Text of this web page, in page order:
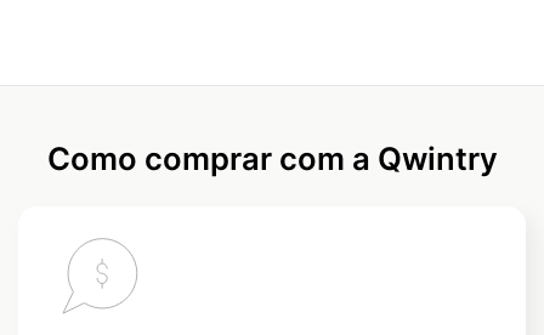
Como comprar com a Qwintry